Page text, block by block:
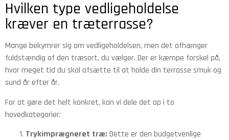
Hvilken type vedligeholdelse
kræver en træterrasse?
Mange bekymrer sig om vedligeholdelsen, men det afhænger
fuldstændig af den træsort, du vælger. Der er kæmpe forskel på,
hvor meget tid du skal afsætte til at holde din terrasse smuk og
sund år efter år.
For at gøre det helt konkret, kan vi dele det op i to
hovedkategorier:
Trykimprægneret træ: Dette er den budgetvenlige